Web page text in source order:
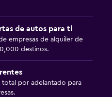
de autos para ti
empresas de alquiler de
destinos.
por adelantado para